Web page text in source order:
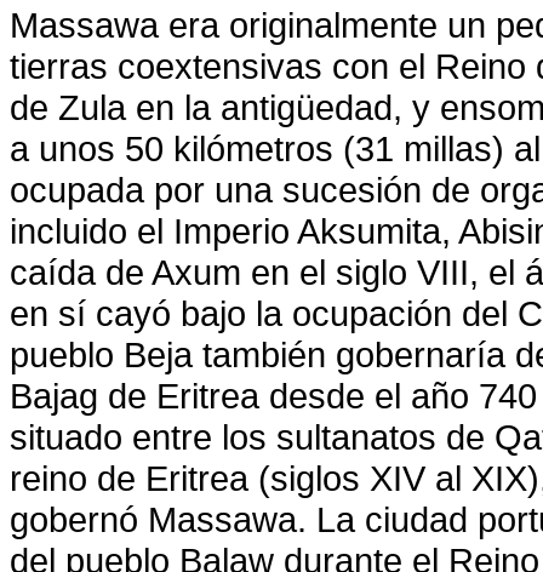
Massawa era originalmente un
tierras coextensivas con el Reino
de Zula en la antigüedad, y
a unos 50 kilómetros (31 millas)
ocupada por una sucesión de
incluido el Imperio Aksumita,
caída de Axum en el siglo VIII, el
en sí cayó bajo la ocupación del
pueblo Beja también gobernaría
Bajag de Eritrea desde el año
situado entre los sultanatos de
reino de Eritrea (siglos XIV al
gobernó Massawa. La ciudad
del pueblo Balaw durante el